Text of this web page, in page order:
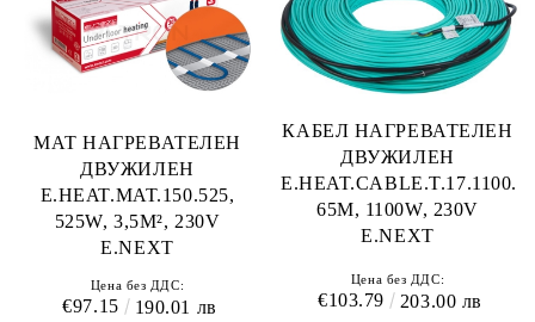
МАТ НАГРЕВАТЕЛЕН
ДВУЖИЛЕН
E.HEAT.MAT.150.525,
525W, 3,5M², 230V
E.NEXT
Цена без ДДС:
€97.15 190.01 лв
КАБЕЛ НАГРЕВАТЕЛЕН
ДВУЖИЛЕН
E.HEAT.CABLE.T.17.1100.
65M, 1100W, 230V
E.NEXT
Цена без ДДС:
€103.79 203.00 лв